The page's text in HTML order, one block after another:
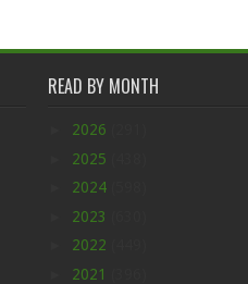
READ BY MONTH
2026
2025
2024
2023
2022
2021